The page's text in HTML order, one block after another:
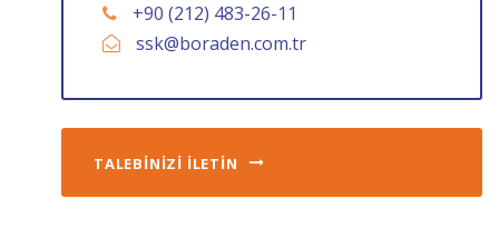
+90 (212) 483-26-11
ssk@boraden.com.tr
TALEBİNİZİ İLETİN